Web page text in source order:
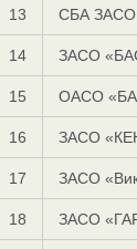
13 СБА ЗАСО
14 ЗАСО
15 ОАСО
16 ЗАСО
17 ЗАСО
18 ЗАСО